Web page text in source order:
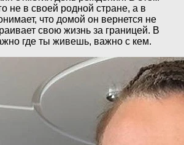
не в своей родной стране, а в
что домой он вернется не
свою жизнь за границей. В
где ты живешь, важно с кем.